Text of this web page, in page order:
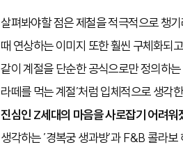
살펴봐야할 점은 제철을 적극적으로 챙
때 연상하는 이미지 또한 훨씬 구체화되
같이 계절을 단순한 공식으로만 정의하
라떼를 먹는 계절’처럼 입체적으로 생각
진심인 Z세대의 마음을 사로잡기 어려워
생각하는 ’경복궁 생과방’과 F&B 콜라